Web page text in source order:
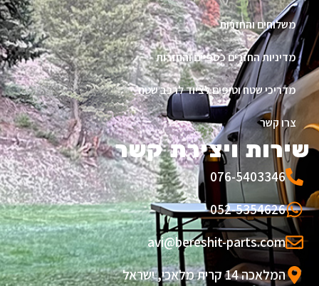
משלוחים והחזרות
מדיניות החזרים כספיים והחזרות
מדריכי שטח וטיפים לציוד לרכב שטח
צרו קשר
שירות ויצירת קשר
076-5403346
052-5354626
avi@bereshit-parts.com
המלאכה 14 קרית מלאכי, ישראל